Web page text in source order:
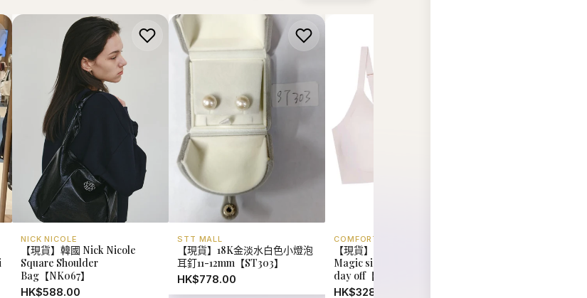
NICK NICOLE
【現貨】韓國 Nick Nicole
Square Shoulder
Bag【NK067】
HK$588.00
STT MALL
【現貨】18K金淡水白色小燈泡
耳釘11-12mm【ST303】
HK$778.00
COMFORT LAB
【現貨】韓國 Comfort Lab
Magic size bralette on your
day off【LL066】
HK$328.00